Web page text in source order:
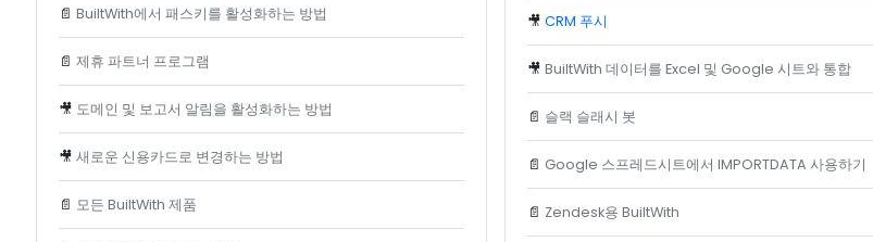
📄 BuiltWith에서 패스키를 활성화하는 방법
📄 제휴 파트너 프로그램
🎥 도메인 및 보고서 알림을 활성화하는 방법
🎥 새로운 신용카드로 변경하는 방법
📄 모든 BuiltWith 제품
🎥CRM 푸시
🎥BuiltWith 데이터를 Excel 및 Google 시트와 통합
📄 슬랙 슬래시 봇
📄 Google 스프레드시트에서 IMPORTDATA 사용하기
📄 Zendesk용 BuiltWith